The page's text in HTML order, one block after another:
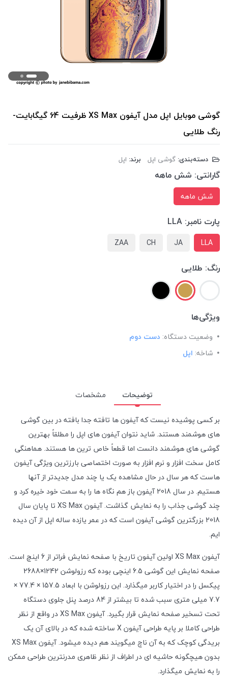
گوشی موبایل اپل مدل آیفون XS Max ظرفیت 64 گیگابایت-
رنگ طلایی
دسته‌بندی: گوشی اپل برند: اپل
گارانتی: شش ماهه
شش ماهه
پارت نامبر: LLA
LLA
JA
CH
ZAA
رنگ: طلایی
ویژگی‌ها
وضعیت دستگاه: دست دوم
شاخه: اپل
توضیحات
مشخصات
بر کسی پوشیده نیست که آیفون ها تافته جدا بافته در بین گوشی
های هوشمند هستند. شاید نتوان آیفون های اپل را مطلقاً بهترین
گوشی های هوشمند دانست اما قطعاً خاص ترین ها هستند. هماهنگی
کامل سخت افزار و نرم افزار به صورت اختصاصی بارزترین ویژگی آیفون
هاست که هر سال در حال مشاهده یک یا چند مدل جدیدتر از آنها
هستیم. در سال 2018 آیفون باز هم نگاه ها را به سمت خود خیره کرد و
چند گوشی جذاب را به نمایش گذاشت. آیفون XS Max تا پایان سال
2018 بزرگترین گوشی آیفون است که در عمر یازده ساله اپل از آن دیده
ایم.
آیفون XS Max اولین آیفون تاریخ با صفحه نمایش فراتر از 6 اینچ است.
صفحه نمایش این گوشی 6.5 اینچی بوده که رزولوشن 1242×2688
پیکسل را در اختیار کاربر میگذارد. این رزولوشن با ابعاد 157.5 × 77.4 ×
7.7 میلی متری سبب شده تا بیشتر از 84 درصد پنل جلوی دستگاه
تحت تسخیر صفحه نمایش قرار بگیرد. آیفون XS Max در واقع از نظر
طراحی کاملا بر پایه طراحی آیفون X ساخته شده که در بالای آن یک
بریدگی کوچک که به آن ناچ میگویند هم دیده میشود. آیفون XS Max
بدون هیچگونه حاشیه ای در اطراف از نظر ظاهری مدرنترین طراحی ممکن
را به نمایش میگذارد.